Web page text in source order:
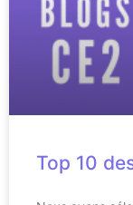
Top 10